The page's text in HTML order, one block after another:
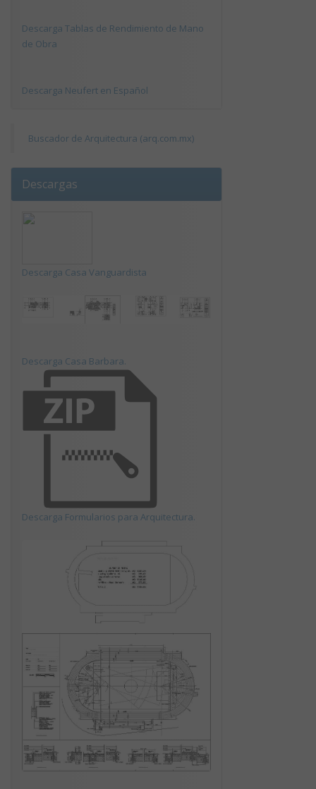
Descarga Tablas de Rendimiento de Mano
de Obra
Descarga Neufert en Español
Buscador de Arquitectura (arq.com.mx)
Descargas
Descarga Casa Vanguardista
Descarga Casa Barbara.
Descarga Formularios para Arquitectura.